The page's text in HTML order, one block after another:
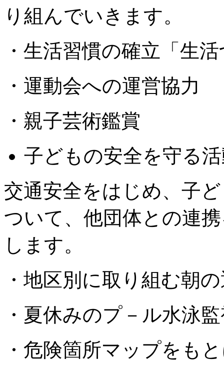
り組んでいきます。
・生活習慣の確立「生
・運動会への運営協力
・親子芸術鑑賞
子どもの安全を守る
交通安全をはじめ、子
ついて、他団体との連
します。
・地区別に取り組む朝
・夏休みのプ－ル水泳
・危険箇所マップをも